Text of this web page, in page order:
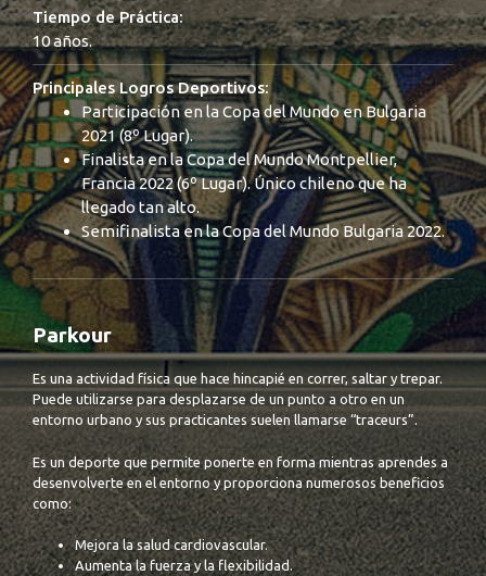
Tiempo de Práctica:
10 años.
Principales Logros Deportivos:
Participación en la Copa del Mundo en Bulgaria
2021 (8º Lugar).
Finalista en la Copa del Mundo Montpellier,
Francia 2022 (6º Lugar). Único chileno que ha
llegado tan alto.
Semifinalista en la Copa del Mundo Bulgaria 2022.
Parkour
Es una actividad física que hace hincapié en correr, saltar y trepar.
Puede utilizarse para desplazarse de un punto a otro en un
entorno urbano y sus practicantes suelen llamarse “traceurs”.
Es un deporte que permite ponerte en forma mientras aprendes a
desenvolverte en el entorno y proporciona numerosos beneficios
como:
Mejora la salud cardiovascular.
Aumenta la fuerza y la flexibilidad.